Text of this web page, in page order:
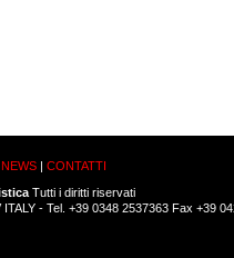
NEWS | CONTATTI
Tutti i diritti riservati
- Tel. +39 0348 2537363 Fax +39